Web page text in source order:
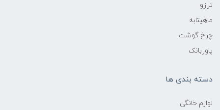
ترازو
ماهیتابه
چرخ گوشت
پاوربانک
دسته بندی ها
لوازم خانگی